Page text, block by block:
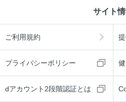
サイト
ご利用規約
プライバシーポリシー
dアカウント2段階認証とは